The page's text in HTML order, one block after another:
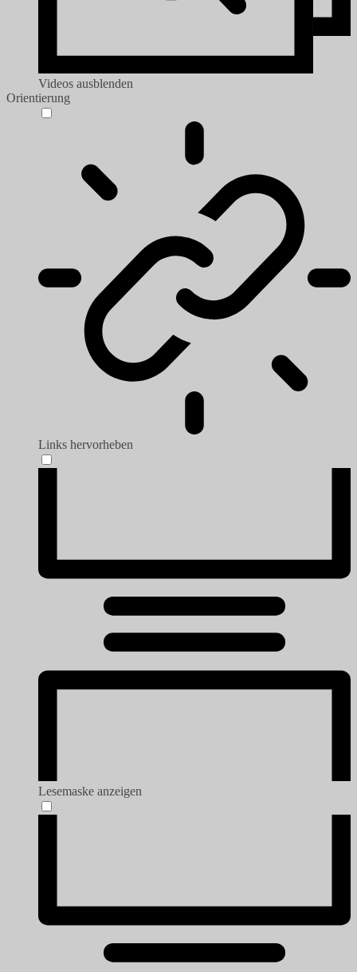
Videos ausblenden
Orientierung
Links hervorheben
Lesemaske anzeigen